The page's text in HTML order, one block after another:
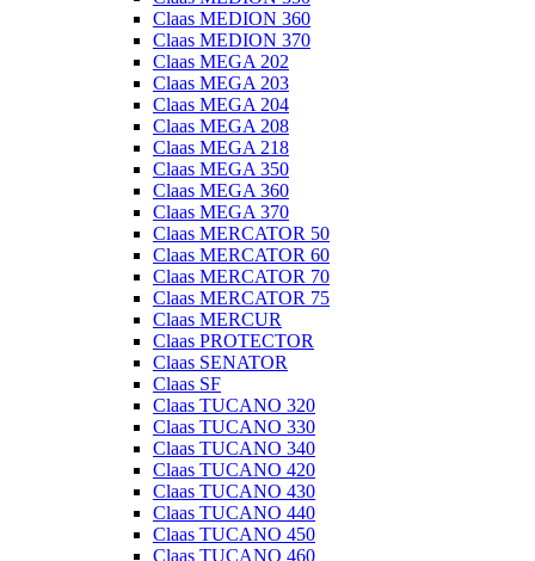
Claas MEDION 360
Claas MEDION 370
Claas MEGA 202
Claas MEGA 203
Claas MEGA 204
Claas MEGA 208
Claas MEGA 218
Claas MEGA 350
Claas MEGA 360
Claas MEGA 370
Claas MERCATOR 50
Claas MERCATOR 60
Claas MERCATOR 70
Claas MERCATOR 75
Claas MERCUR
Claas PROTECTOR
Claas SENATOR
Claas SF
Claas TUCANO 320
Claas TUCANO 330
Claas TUCANO 340
Claas TUCANO 420
Claas TUCANO 430
Claas TUCANO 440
Claas TUCANO 450
Claas TUCANO 460